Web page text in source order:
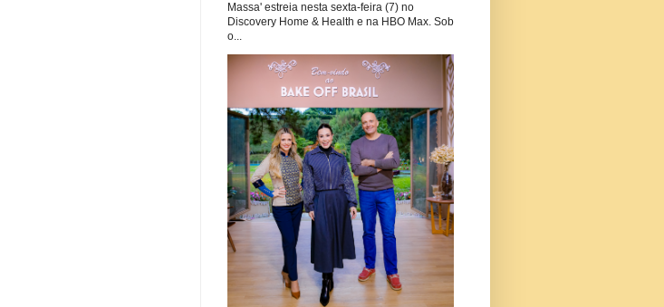
Massa' estreia nesta sexta-feira (7) no
Discovery Home & Health e na HBO Max. Sob
o...